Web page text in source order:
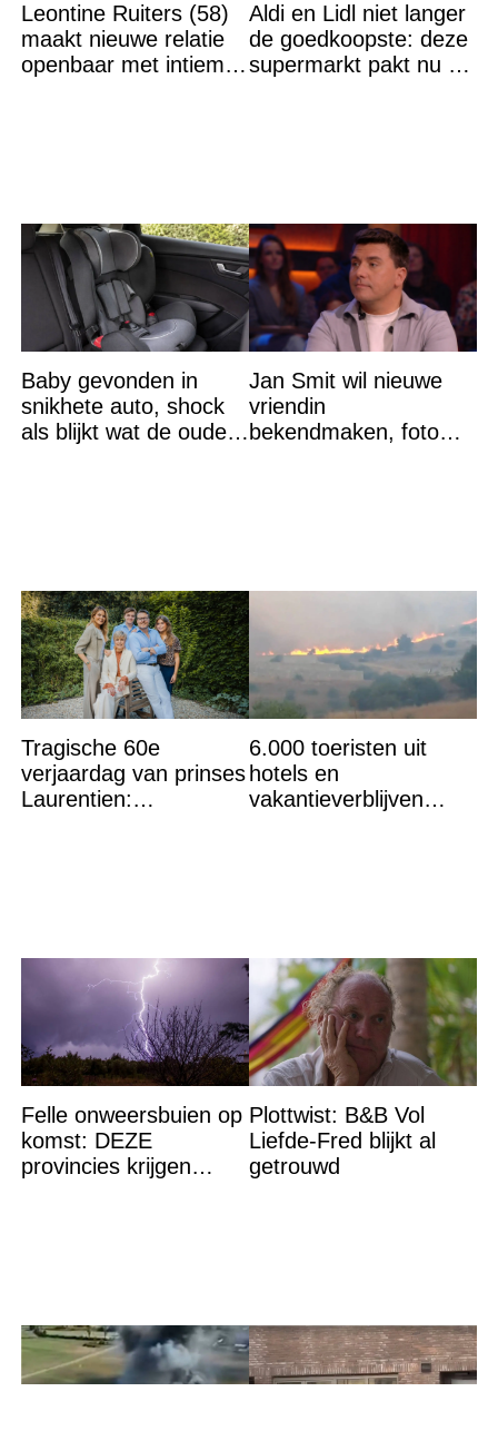
Leontine Ruiters (58)
maakt nieuwe relatie
openbaar met intieme
Aldi en Lidl niet langer
de goedkoopste: deze
supermarkt pakt nu de
Baby gevonden in
snikhete auto, shock
als blijkt wat de ouders
Jan Smit wil nieuwe
vriendin
bekendmaken, foto
Tragische 60e
verjaardag van prinses
Laurentien:
6.000 toeristen uit
hotels en
vakantieverblijven
Felle onweersbuien op
komst: DEZE
provincies krijgen
Plottwist: B&B Vol
Liefde-Fred blijkt al
getrouwd